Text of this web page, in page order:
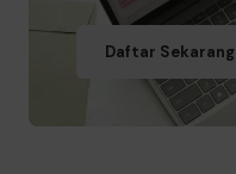
Daftar Sekarang